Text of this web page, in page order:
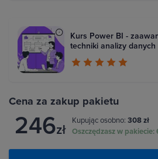
Kurs Power BI -
techniki analizy danych
Cena za zakup pakietu
246zł
Kupując osobno: 308 zł
Oszczędzasz w pakiecie: